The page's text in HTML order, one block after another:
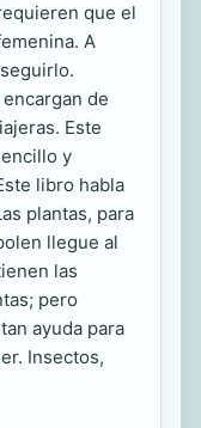
que el
A
de
Este
y
libro habla
plantas, para
llegue al
las
pero
ayuda para
Insectos,